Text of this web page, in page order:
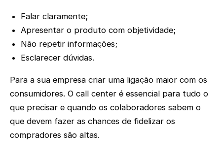
Falar claramente;
Apresentar o produto com objetividade;
Não repetir informações;
Esclarecer dúvidas.
Para a sua empresa criar uma ligação maior com os
consumidores. O call center é essencial para tudo o
que precisar e quando os colaboradores sabem o
que devem fazer as chances de fidelizar os
compradores são altas.